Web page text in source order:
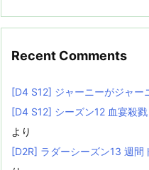
Recent Comments
[D4 S12] ジャーニーがジャー
[D4 S12] シーズン12 血宴殺
より
[D2R] ラダーシーズン13 週